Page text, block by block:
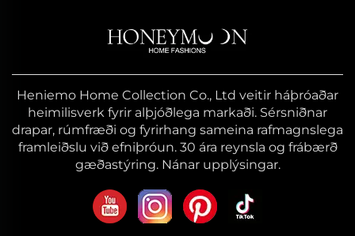
Heniemo Home Collection Co., Ltd veitir háþróaðar
heimilisverk fyrir alþjóðlega markaði. Sérsniðnar
drapar, rúmfræði og fyrirhang sameina rafmagnslega
framleiðslu við efniþróun. 30 ára reynsla og frábærð
gæðastýring. Nánar upplýsingar.